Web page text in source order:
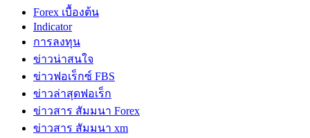
Forex เบื้องต้น
Indicator
การลงทุน
ข่าวน่าสนใจ
ข่าวฟอเร็กซ์ FBS
ข่าวล่าสุดฟอเร็ก
ข่าวสาร สัมมนา Forex
ข่าวสาร สัมมนา xm